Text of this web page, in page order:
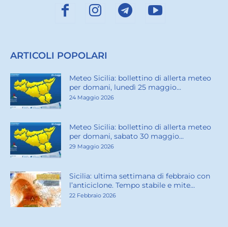
ARTICOLI POPOLARI
Meteo Sicilia: bollettino di allerta meteo
per domani, lunedì 25 maggio...
24 Maggio 2026
Meteo Sicilia: bollettino di allerta meteo
per domani, sabato 30 maggio...
29 Maggio 2026
Sicilia: ultima settimana di febbraio con
l’anticiclone. Tempo stabile e mite...
22 Febbraio 2026